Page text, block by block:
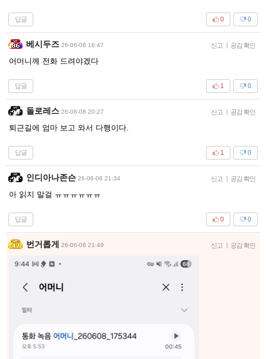
답글 0
0
베시두즈 26-06-08 16:47 신고 | 공감 확인
어머니께 전화 드려야겠다
답글 0
1
돌로레스 26-06-08 20:27 신고 | 공감 확인
퇴근길에 엄마 보고 와서 다행이다.
답글 0
1
인디아나존슨 26-06-08 21:34 신고 | 공감 확인
아 읽지 말걸 ㅠㅠㅠㅠㅠㅠ
답글 0
0
번거롭게 26-06-08 21:49 신고 | 공감 확인